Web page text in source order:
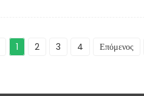
1 2 3 4 Επόμενος